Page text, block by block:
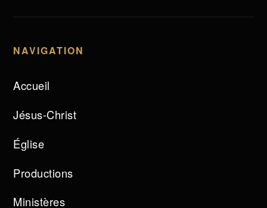
NAVIGATION
Accueil
Jésus-Christ
Église
Productions
Ministères